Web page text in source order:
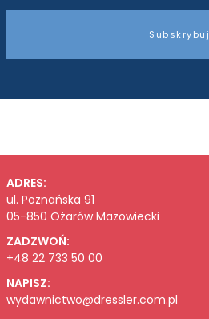
Subskrybuj
ADRES:
ul. Poznańska 91
05-850 Ożarów Mazowiecki
ZADZWOŃ:
+48 22 733 50 00
NAPISZ:
wydawnictwo@dressler.com.pl